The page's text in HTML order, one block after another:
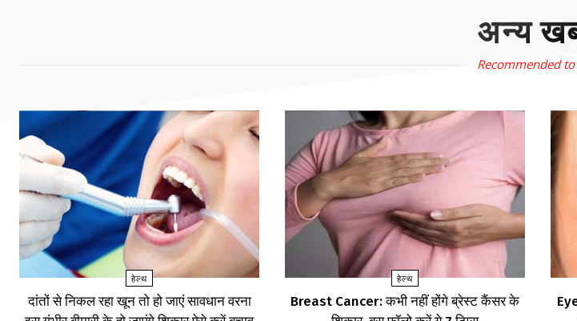
अन्य
Recommended
हेल्थ
दांतों से निकल रहा खून तो हो जाएं सावधान वरना
हेल्थ
Breast Cancer: कभी नहीं होंगे ब्रेस्ट कैंसर के